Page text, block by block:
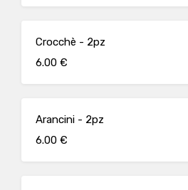
Crocchè - 2pz
6.00 €
Arancini - 2pz
6.00 €